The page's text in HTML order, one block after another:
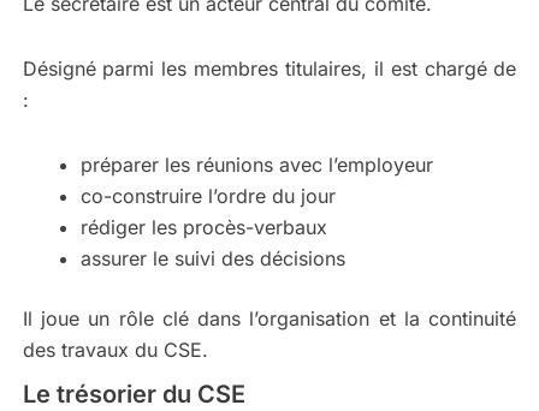
Désigné parmi les membres titulaires, il est chargé de
:
préparer les réunions avec l’employeur
co-construire l’ordre du jour
rédiger les procès-verbaux
assurer le suivi des décisions
Il joue un rôle clé dans l’organisation et la continuité
des travaux du CSE.
Le trésorier du CSE